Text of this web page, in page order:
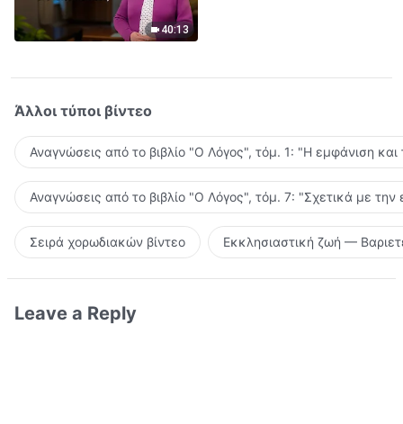
40:13
Άλλοι τύποι βίντεο
Αναγνώσεις από το βιβλίο "Ο Λόγος", τόμ. 1: "Η εμφάνιση
Αναγνώσεις από το βιβλίο "Ο Λόγος", τόμ. 7: "Σχετικά με την
Σειρά χορωδιακών βίντεο Εκκλησιαστική ζωή —
Leave a Reply